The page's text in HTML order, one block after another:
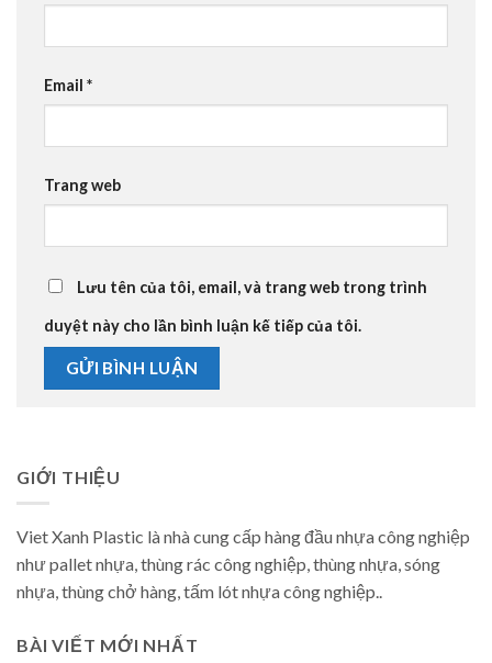
Email *
Trang web
Lưu tên của tôi, email, và trang web trong trình
duyệt này cho lần bình luận kế tiếp của tôi.
GIỚI THIỆU
Viet Xanh Plastic là nhà cung cấp hàng đầu nhựa công nghiệp
như pallet nhựa, thùng rác công nghiệp, thùng nhựa, sóng
nhựa, thùng chở hàng, tấm lót nhựa công nghiệp..
BÀI VIẾT MỚI NHẤT